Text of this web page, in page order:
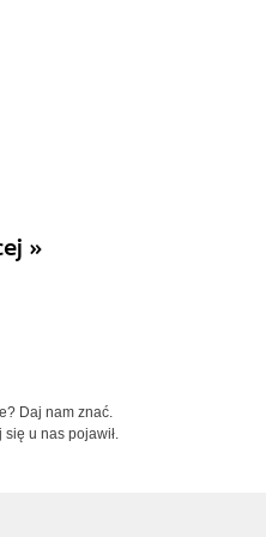
»
Daj nam znać.
się u nas pojawił.